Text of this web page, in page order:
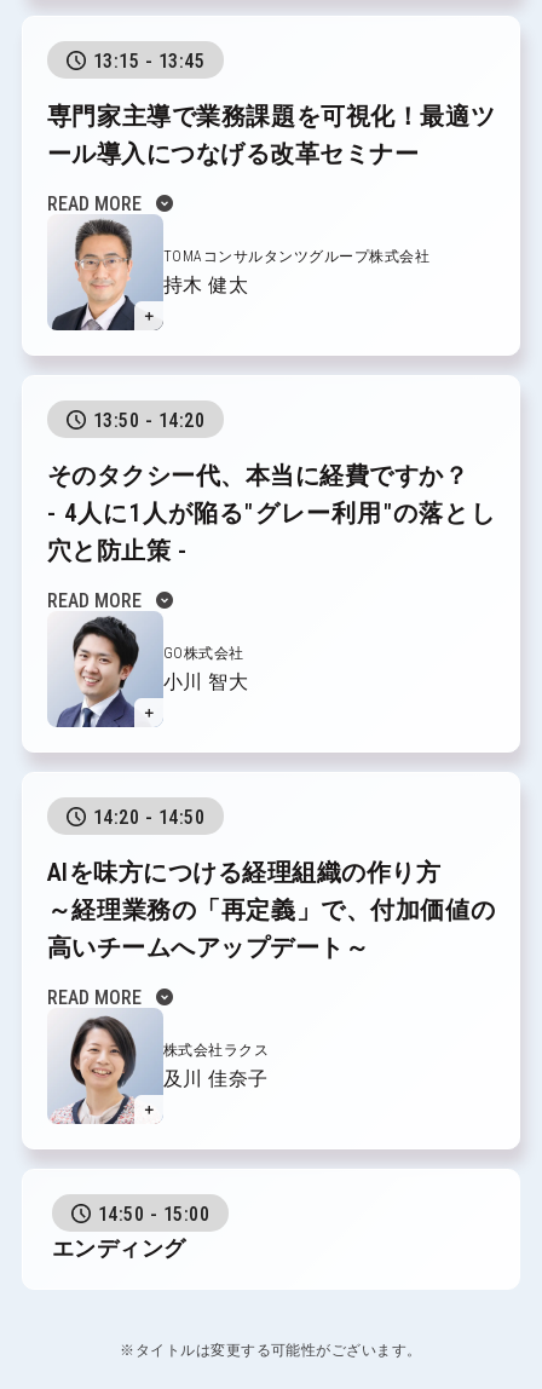
13:15 - 13:45
専門家主導で業務課題を可視化！最適ツ
ール導入につなげる改革セミナー
READ MORE expand_circle_down
＋
TOMAコンサルタンツグループ株式会社
持木 健太
13:50 - 14:20
そのタクシー代、本当に経費ですか？
- 4人に1人が陥る"グレー利用"の落とし
穴と防止策 -
READ MORE expand_circle_down
＋
GO株式会社
小川 智大
14:20 - 14:50
AIを味方につける経理組織の作り方
～経理業務の「再定義」で、付加価値の
高いチームへアップデート～
READ MORE expand_circle_down
＋
株式会社ラクス
及川 佳奈子
14:50 - 15:00
エンディング
※タイトルは変更する可能性がございます。